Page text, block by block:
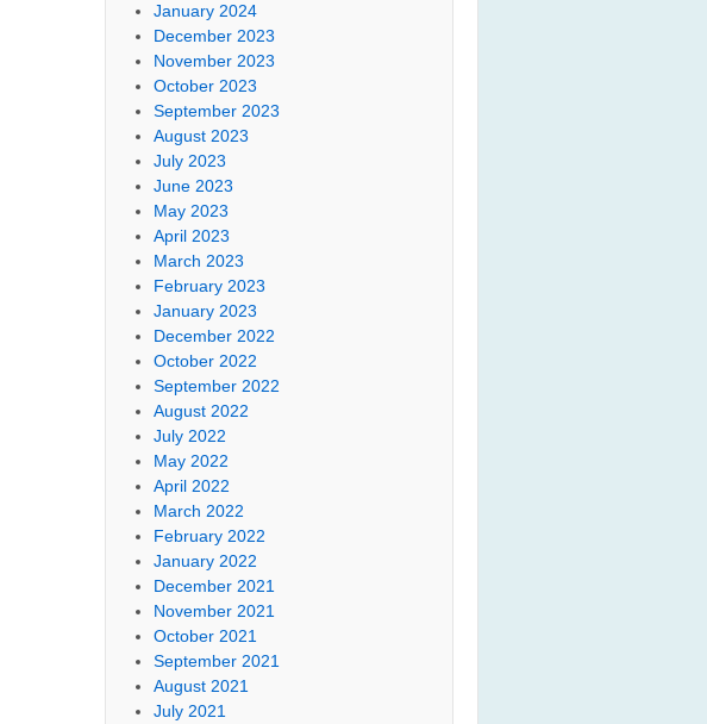
January 2024
December 2023
November 2023
October 2023
September 2023
August 2023
July 2023
June 2023
May 2023
April 2023
March 2023
February 2023
January 2023
December 2022
October 2022
September 2022
August 2022
July 2022
May 2022
April 2022
March 2022
February 2022
January 2022
December 2021
November 2021
October 2021
September 2021
August 2021
July 2021